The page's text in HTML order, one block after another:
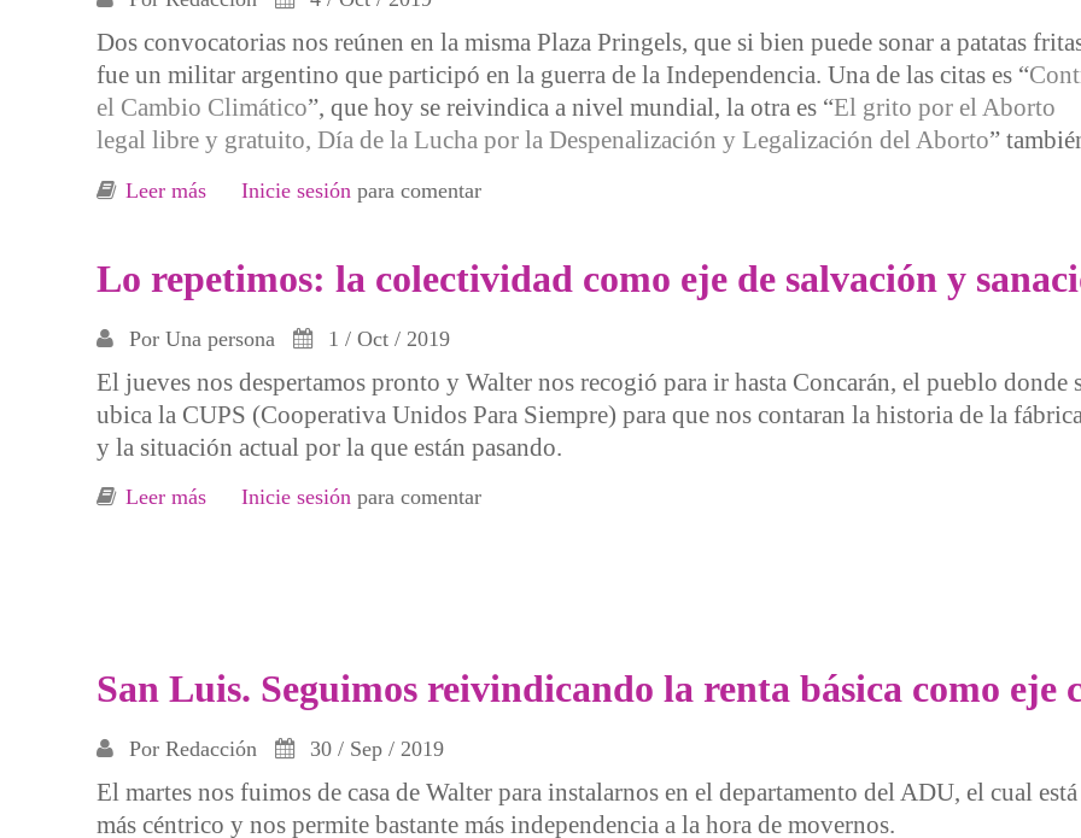
Dos convocatorias nos reúnen en la misma Plaza Pringels, que si bien puede sonar a patatas
fue un militar argentino que participó en la guerra de la Independencia. Una de las citas es “
el Cambio Climático”, que hoy se reivindica a nivel mundial, la otra es “El grito por el Aborto
legal libre y gratuito, Día de la Lucha por la Despenalización y Legalización del Aborto”
Leer más sobre Jornada de… Puertas abiertas
Inicie sesión para comentar
Lo repetimos: la colectividad como eje de salvación y
Por Una persona 1 / Oct / 2019
El jueves nos despertamos pronto y Walter nos recogió para ir hasta Concarán, el pueblo donde
ubica la CUPS (Cooperativa Unidos Para Siempre) para que nos contaran la historia de la
y la situación actual por la que están pasando.
Leer más sobre Lo repetimos: la colectividad como eje de salvación y sanación
Inicie sesiónpara comentar
San Luis. Seguimos reivindicando la renta básica como eje
Por Redacción 30 / Sep / 2019
El martes nos fuimos de casa de Walter para instalarnos en el departamento del ADU, el cual está
más céntrico y nos permite bastante más independencia a la hora de movernos.